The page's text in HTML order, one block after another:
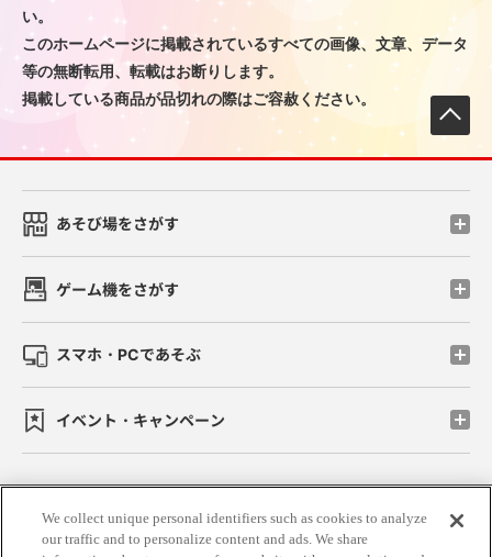
い。
このホームページに掲載されているすべての画像、文章、データ
等の無断転用、転載はお断りします。
掲載している商品が品切れの際はご容赦ください。
あそび場をさがす
ゲーム機をさがす
スマホ・PCであそぶ
イベント・キャンペーン
関連会社 サステナビリティ サイトポリシー
We collect unique personal identifiers such as cookies to analyze
our traffic and to personalize content and ads. We share